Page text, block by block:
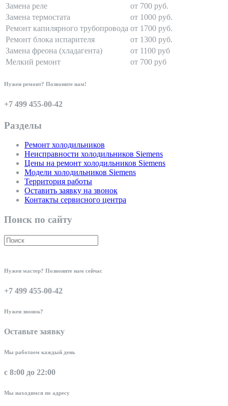
Замена реле
от 700 руб.
Замена термостата
от 1000 руб.
Ремонт капилярного трубопровода от 1700 руб.
Ремонт блока испарителя
от 1300 руб.
Замена фреона (хладагента)
от 1100 руб
Мелкий ремонт
от 700 руб
Нужен ремонт? Позвоните нам!
+7 499 455-00-42
Разделы
Ремонт холодильников
Неисправности холодильников Siemens
Цены на ремонт холодильников Siemens
Модели холодильников Siemens
Территория работы
Оставить заявку на звонок
Контакты сервисного центра
Поиск по сайту
Нужен мастер? Позвоните нам сейчас
+7 499 455-00-42
Нужен звонок?
Оставьте заявку
Мы работаем каждый день
с 8:00 до 22:00
Мы находимся по адресу